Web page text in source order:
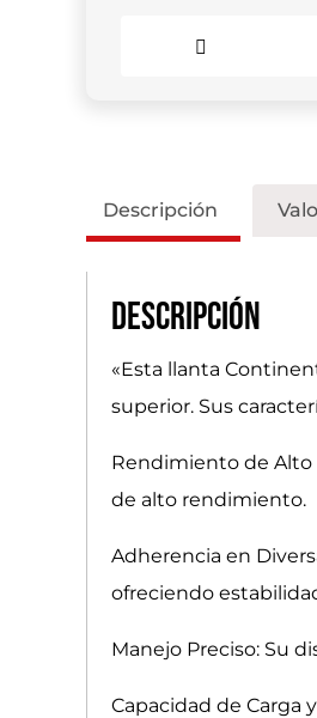
Descripción
Descripción
«Esta llanta
superior. Sus
Rendimiento de Alto
de alto rendimiento.
Adherencia en
ofreciendo
Manejo Preciso: Su
Capacidad de Carga